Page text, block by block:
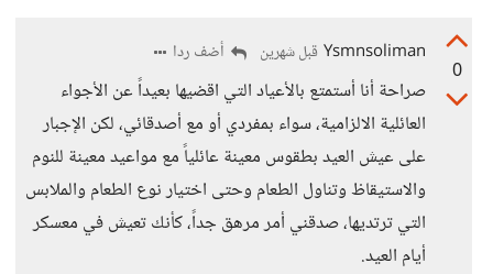
0
Ysmnsoliman قبل شهرين أضف ردا
صراحة أنا أستمتع بالأعياد التي اقضيها بعيداً عن الأجواء
العائلية الالزامية، سواء بمفردي أو مع أصدقائي، لكن الإجبار
على عيش العيد بطقوس معينة عائلياً مع مواعيد معينة للنوم
والاستيقاظ وتناول الطعام وحتى اختيار نوع الطعام والملابس
التي ترتديها، صدقني أمر مرهق جداً، كأنك تعيش في معسكر
أيام العيد.